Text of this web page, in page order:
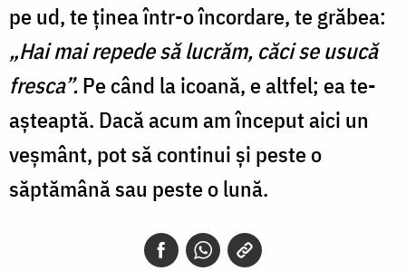
pe ud, te ținea într-o încordare, te grăbea:
„Hai mai repede să lucrăm, căci se usucă
fresca”.Pe când la icoană, e altfel; ea te-
așteaptă. Dacă acum am început aici un
veșmânt, pot să continui și peste o
săptămână sau peste o lună.